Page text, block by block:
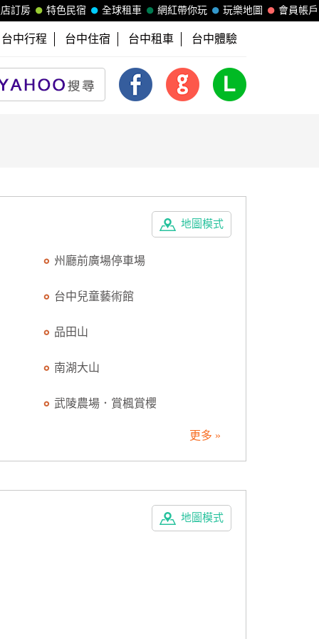
會員帳戶
玩樂地圖
網紅帶你玩
全球租車
特色民宿
訂房
台中行程 台中住宿 台中租車 台中體驗
地圖模式
州廳前廣場停車場
台中兒童藝術館
品田山
南湖大山
武陵農場．賞楓賞櫻
更多 »
地圖模式